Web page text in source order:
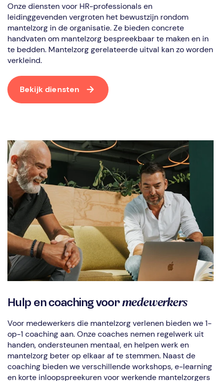
Onze diensten voor HR-professionals en
leidinggevenden vergroten het bewustzijn rondom
mantelzorg in de organisatie. Ze bieden concrete
handvaten om mantelzorg bespreekbaar te maken en in
te bedden. Mantelzorg gerelateerde uitval kan zo worden
verkleind.
Bekijk diensten
Hulp en coaching voormedewerkers
Voor medewerkers die mantelzorg verlenen bieden we 1-
op-1 coaching aan. Onze coaches nemen regelwerk uit
handen, ondersteunen mentaal, en helpen werk en
mantelzorg beter op elkaar af te stemmen. Naast de
coaching bieden we verschillende workshops, e-learning
en korte inloopspreekuren voor werkende mantelzorgers